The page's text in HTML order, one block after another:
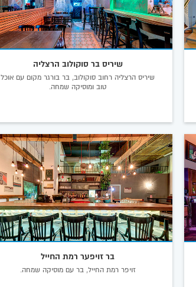
שיריס בר סוקולוב הרצליה
שיריס הרצליה רחוב סוקולוב, בר בורגר מקום עם אוכל
טוב ומוסיקה שמחה.
בר זויפער רמת החייל
זויפר רמת החייל, בר עם מוסיקה שמחה.